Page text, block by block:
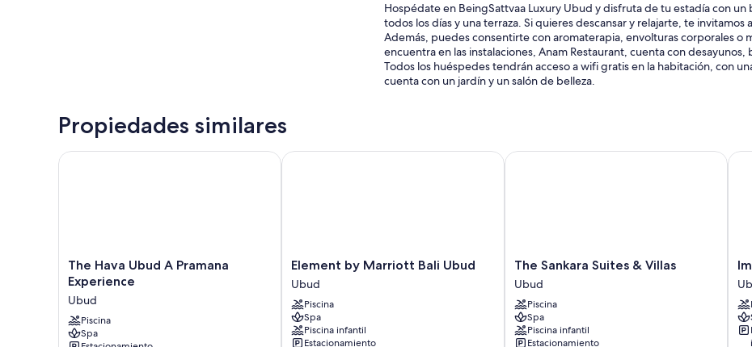
Hospédate en BeingSattvaa Luxury Ubud y disfruta de tu estadía con
todos los días y una terraza. Si quieres descansar y relajarte, te
Además, puedes consentirte con aromaterapia, envolturas corporales o
encuentra en las instalaciones, Anam Restaurant, cuenta con desayunos,
Todos los huéspedes tendrán acceso a wifi gratis en la habitación, con
cuenta con un jardín y un salón de belleza.
Estacionamiento y valet parking gratis
acondicionado. Además, brindan beneficios como áreas de descanso
También se incluyen los siguientes servicios adicionales:
Artículos de tocador de diseñador y bidets
Televisiones LED de 21 pulgadas con canales de televisión vía satélite
Propiedades similares
The
Hava
Ubud
A
Pramana
Experience
The Hava Ubud A Pramana
Experience
Ubud
Piscina
Spa
The Hava Ubud A Pramana Experience
Element
by
Marriott
Bali
Ubud
Ubud
Element by Marriott Bali Ubud
Ubud
Piscina
Spa
Piscina infantil
Estacionamiento
Element by Marriott Bali Ubud
The
Sankara
Suites
&
Villas
Ubud
The Sankara Suites & Villas
Ubud
Piscina
Spa
Piscina infantil
Estacionamiento
The Sankara Suites & Villas